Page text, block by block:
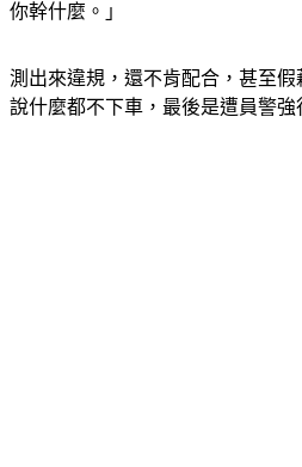
你幹什麼。」
測出來違規，還不肯配合，甚至假
說什麼都不下車，最後是遭員警強